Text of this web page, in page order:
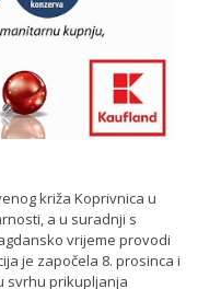
križa Koprivnica u
a u suradnji s
vrijeme provodi
je započela 8. prosinca i
svrhu prikupljanja